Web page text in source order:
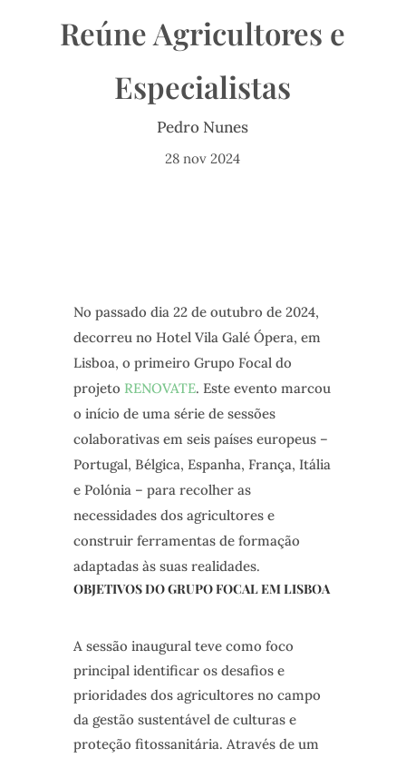
Reúne Agricultores e
Especialistas
Pedro Nunes
28 nov 2024
No passado dia 22 de outubro de 2024,
decorreu no Hotel Vila Galé Ópera, em
Lisboa, o primeiro Grupo Focal do
projeto RENOVATE. Este evento marcou
o início de uma série de sessões
colaborativas em seis países europeus –
Portugal, Bélgica, Espanha, França, Itália
e Polónia – para recolher as
necessidades dos agricultores e
construir ferramentas de formação
adaptadas às suas realidades.
OBJETIVOS DO GRUPO FOCAL EM LISBOA
A sessão inaugural teve como foco
principal identificar os desafios e
prioridades dos agricultores no campo
da gestão sustentável de culturas e
proteção fitossanitária. Através de um